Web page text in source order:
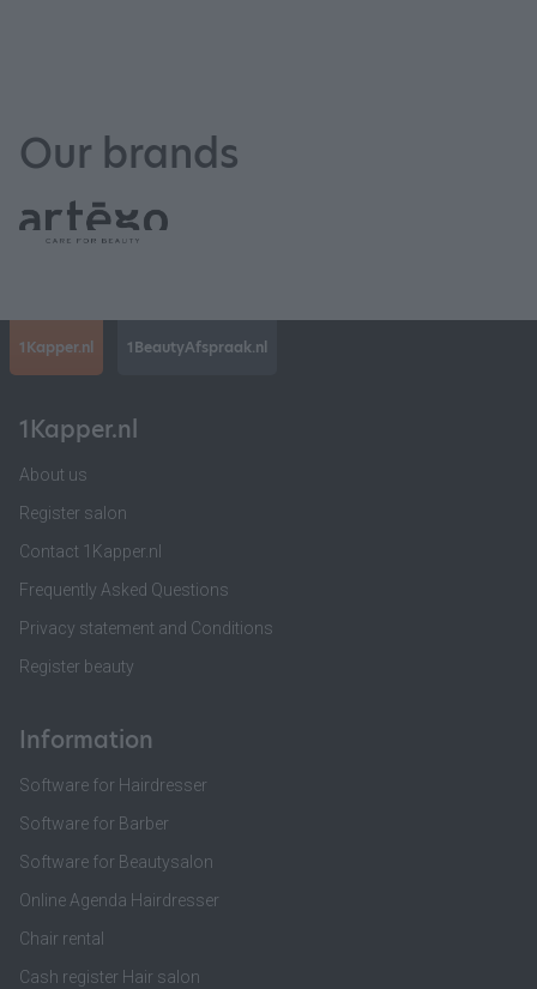
Our brands
1Kapper.nl 1BeautyAfspraak.nl
1Kapper.nl
About us
Register salon
Contact 1Kapper.nl
Frequently Asked Questions
Privacy statement and Conditions
Register beauty
Information
Software for Hairdresser
Software for Barber
Software for Beautysalon
Online Agenda Hairdresser
Chair rental
Cash register Hair salon